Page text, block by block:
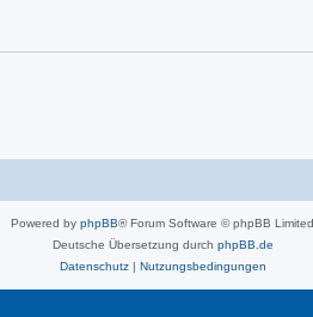
Powered by phpBB® Forum Software © phpBB Limited
Deutsche Übersetzung durch phpBB.de
Datenschutz| Nutzungsbedingungen